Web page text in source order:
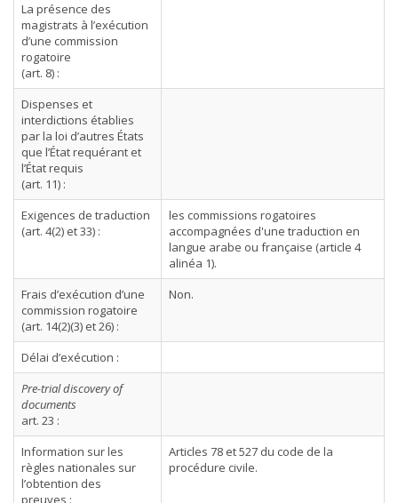
La présence des
magistrats à l’exécution
d’une commission
rogatoire
(art. 8) :
Dispenses et
interdictions établies
par la loi d’autres États
que l’État requérant et
l’État requis
(art. 11) :
Exigences de traduction
(art. 4(2) et 33) :
les commissions rogatoires
accompagnées d'une traduction en
langue arabe ou française (article 4
alinéa 1).
Frais d’exécution d’une
commission rogatoire
(art. 14(2)(3) et 26) :
Non.
Délai d’exécution :
Pre-trial discovery of
documents
art. 23 :
Information sur les
règles nationales sur
l’obtention des
preuves :
Articles 78 et 527 du code de la
procédure civile.